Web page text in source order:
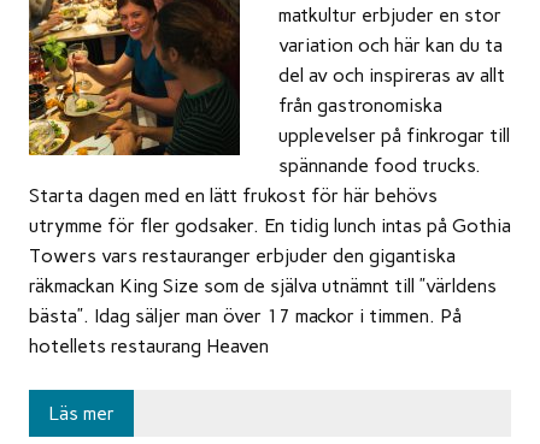
matkultur erbjuder en stor
variation och här kan du ta
del av och inspireras av allt
från gastronomiska
upplevelser på finkrogar till
spännande food trucks.
Starta dagen med en lätt frukost för här behövs
utrymme för fler godsaker. En tidig lunch intas på Gothia
Towers vars restauranger erbjuder den gigantiska
räkmackan King Size som de själva utnämnt till ”världens
bästa”. Idag säljer man över 17 mackor i timmen. På
hotellets restaurang Heaven
Läs mer